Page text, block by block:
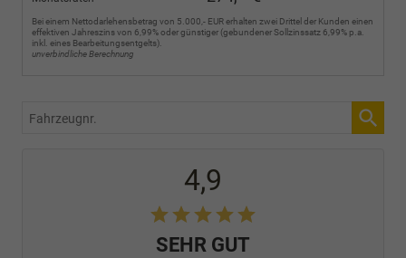
Bei einem Nettodarlehensbetrag von 5.000,- EUR erhalten zwei Drittel der Kunden einen
effektiven Jahreszins von 6,99% oder günstiger (gebundener Sollzinssatz 6,99% p.a.
inkl. eines Bearbeitungsentgelts).
unverbindliche Berechnung
Fahrzeugnr.
4,9
SEHR GUT